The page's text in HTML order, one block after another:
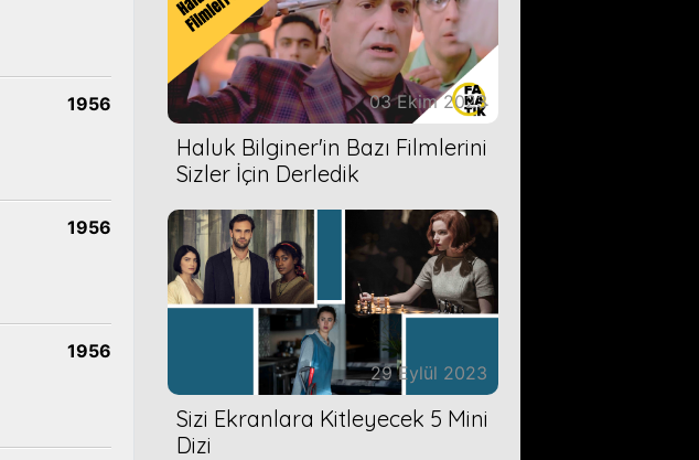
1956
1956
1956
03 Ekim 2023
Haluk Bilginer'in Bazı Filmlerini
Sizler İçin Derledik
29 Eylül 2023
Sizi Ekranlara Kitleyecek 5 Mini
Dizi